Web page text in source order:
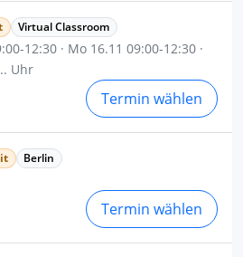
Virtual Classroom
12:30 · Mo 16.11 09:00-12:30 ·
Uhr
Termin wählen
Berlin
Termin wählen